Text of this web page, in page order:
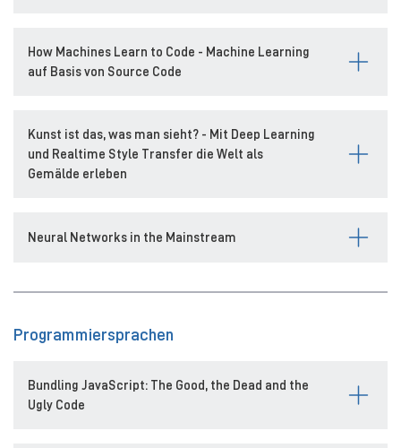
How Machines Learn to Code - Machine Learning
auf Basis von Source Code
Kunst ist das, was man sieht? - Mit Deep Learning
und Realtime Style Transfer die Welt als
Gemälde erleben
Neural Networks in the Mainstream
Programmiersprachen
Bundling JavaScript: The Good, the Dead and the
Ugly Code